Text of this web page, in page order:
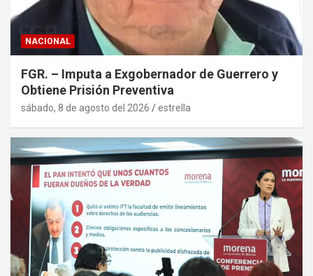
NACIONAL
FGR. – Imputa a Exgobernador de Guerrero y
Obtiene Prisión Preventiva
sábado, 8 de agosto del 2026 estrella